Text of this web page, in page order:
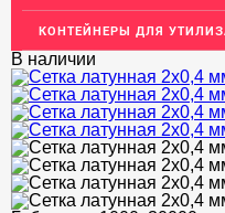
ЭЛЕКТРОДЫ
ДЕКОРАТИВНЫЙ УГОЛОК
МЕТАЛЛИЧЕСКИЕ ПОРОГИ
РАСКЛАДКА, ПЛИНТУС
КОНТЕЙНЕРЫ ДЛЯ
В наличии